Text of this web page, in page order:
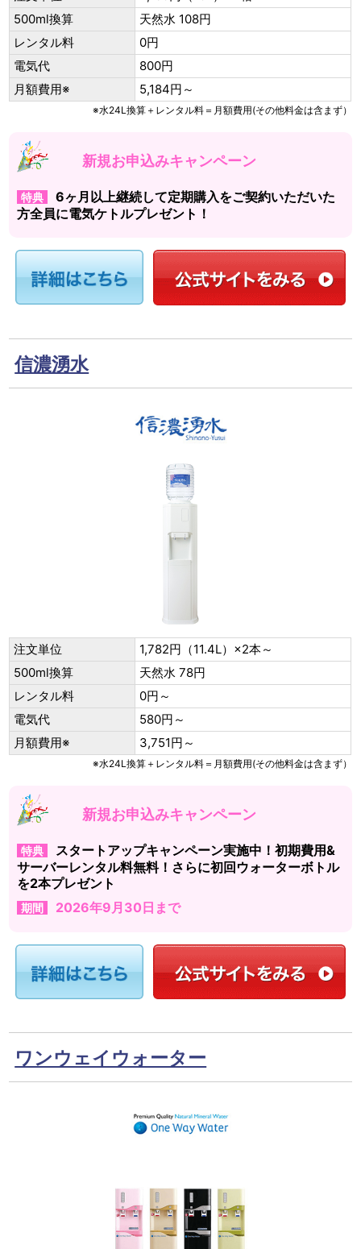
500ml換算
天然水 108円
レンタル料
0円
電気代
800円
月額費用※
5,184円～
※水24L換算＋レンタル料＝月額費用(その他料金は含まず）
新規お申込みキャンペーン
特典
6ヶ月以上継続して定期購入をご契約いただいた
方全員に電気ケトルプレゼント！
信濃湧水
注文単位
1,782円（11.4L）×2本～
500ml換算
天然水 78円
レンタル料
0円～
電気代
580円～
月額費用※
3,751円～
※水24L換算＋レンタル料＝月額費用(その他料金は含まず）
新規お申込みキャンペーン
特典
スタートアップキャンペーン実施中！初期費用&
サーバーレンタル料無料！さらに初回ウォーターボトル
を2本プレゼント
期間 2026年9月30日まで
ワンウェイウォーター